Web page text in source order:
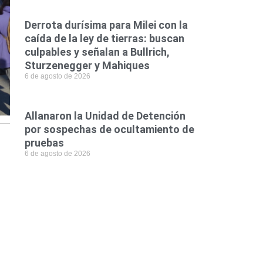
Derrota durísima para Milei con la
caída de la ley de tierras: buscan
culpables y señalan a Bullrich,
Sturzenegger y Mahiques
6 de agosto de 2026
Allanaron la Unidad de Detención
por sospechas de ocultamiento de
pruebas
6 de agosto de 2026